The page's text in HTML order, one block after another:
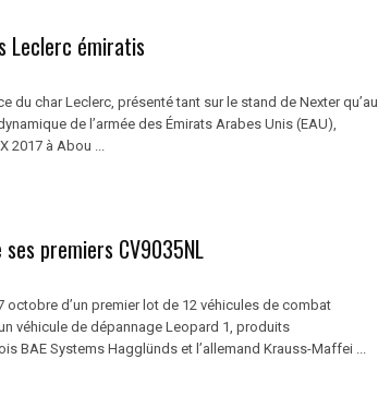
Leclerc émiratis
du char Leclerc, présenté tant sur le stand de Nexter qu’au
de l’armée des Émirats Arabes Unis (EAU),
2017 à Abou ...
ses premiers CV9035NL
octobre d’un premier lot de 12 véhicules de combat
véhicule de dépannage Leopard 1, produits
BAE Systems Hagglünds et l’allemand Krauss-Maffei ...